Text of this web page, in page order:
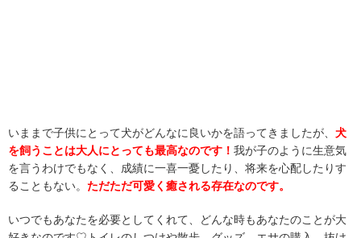
いままで子供にとって犬がどんなに良いかを語ってきましたが、 犬
を飼うことは大人にとっても最高なのです！ 我が子のように生意気
を言うわけでもなく、成績に一喜一憂したり、将来を心配したりす
ることもない。 ただただ可愛く癒される存在なのです。
いつでもあなたを必要としてくれて、どんな時もあなたのことが大